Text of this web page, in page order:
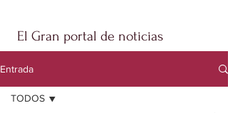
El Gran portal de noticias
Entrada
TODOS